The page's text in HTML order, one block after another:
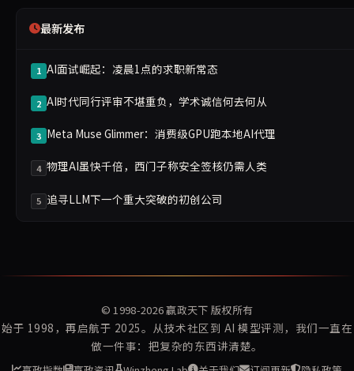
最新发布
1 AI面试崛起：凌晨1点的求职新常态
2 AI时代同行评审不堪重负，学术诚信何去何从
3 Meta Muse Glimmer：消费级GPU跑本地AI代理
4 物理AI虽快千倍，西门子称安全签核仍需人类
5 追寻LLM下一个重大突破的初创公司
© 1998-2026赢政天下 版权所有
始于 1998，再启航于 2025。从技术社区到 AI 模型评测，我们一直在
做一件事：把复杂的东西讲清楚。